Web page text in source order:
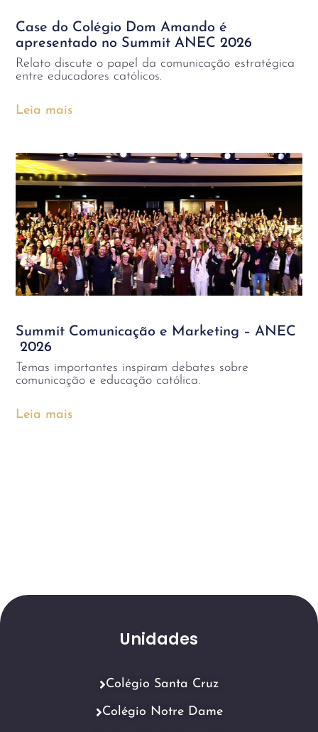
Case do Colégio Dom Amando é
apresentado no Summit ANEC 2026
Relato discute o papel da comunicação estratégica
entre educadores católicos.
Leia mais
Summit Comunicação e Marketing – ANEC
2026
Temas importantes inspiram debates sobre
comunicação e educação católica.
Leia mais
Unidades
Colégio Santa Cruz
Colégio Notre Dame